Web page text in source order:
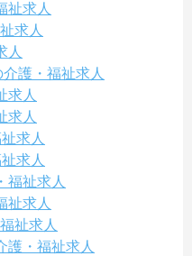
祉求人
求人
人
護・福祉求人
求人
求人
求人
求人
福祉求人
祉求人
祉求人
護・福祉求人